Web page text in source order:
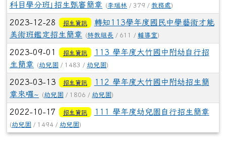
科目學分班｣招生甄審簡章
(李瑞林 / 379 / 教務處)
2023-12-28 招生資訊
轉知113學年度國民中學藝術才能
美術班鑑定招生簡章
(特教組長 / 611 / 輔導室)
2023-09-01 招生資訊
113 學年度大竹國中附幼自行招
生簡章
(幼兒園 / 1483 / 幼兒園)
2023-03-13 招生資訊
112 學年度大竹國中附幼招生簡
章來囉~
(幼兒園 / 1806 / 幼兒園)
2022-10-17 招生資訊 111 學年度幼兒園自行招生簡章
(幼兒園 / 1494 / 幼兒園)